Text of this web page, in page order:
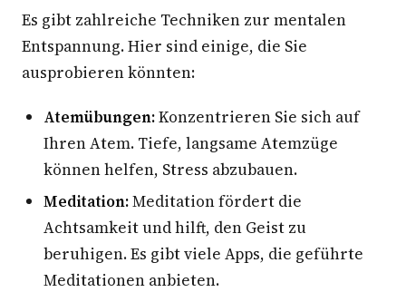
Es gibt zahlreiche Techniken zur mentalen
Entspannung. Hier sind einige, die Sie
ausprobieren könnten:
Atemübungen:Konzentrieren Sie sich auf
Ihren Atem. Tiefe, langsame Atemzüge
können helfen, Stress abzubauen.
Meditation:Meditation fördert die
Achtsamkeit und hilft, den Geist zu
beruhigen. Es gibt viele Apps, die geführte
Meditationen anbieten.